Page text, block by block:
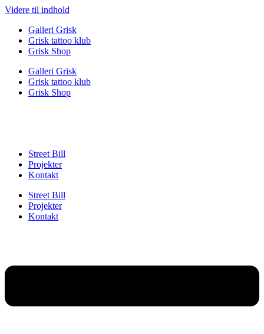
Videre til indhold
Galleri Grisk
Grisk tattoo klub
Grisk Shop
Galleri Grisk
Grisk tattoo klub
Grisk Shop
Street Bill
Projekter
Kontakt
Street Bill
Projekter
Kontakt